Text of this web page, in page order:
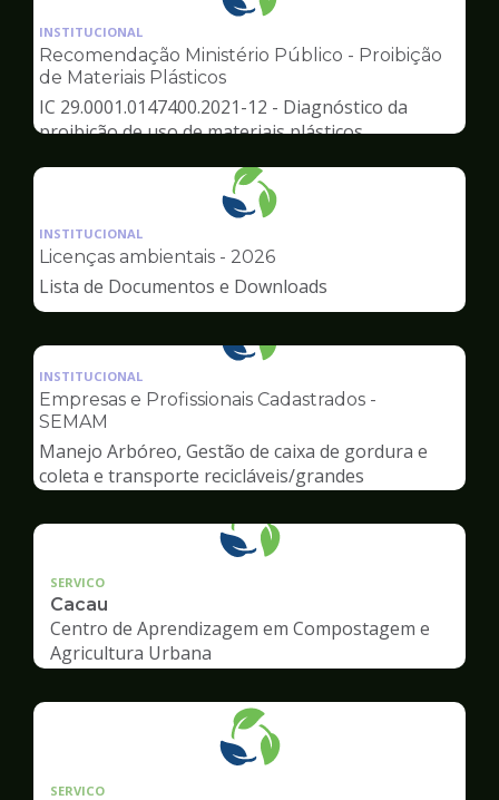
pagina
Meio
Ambiente
INSTITUCIONAL
Recomendação Ministério Público - Proibição
de Materiais Plásticos
IC 29.0001.0147400.2021-12 - Diagnóstico da
proibição de uso de materiais plásticos
Ilustração
pagina
Meio
INSTITUCIONAL
Licenças ambientais - 2026
Lista de Documentos e Downloads
Ilustração
pagina
Meio
Ambiente
INSTITUCIONAL
Empresas e Profissionais Cadastrados -
SEMAM
Manejo Arbóreo, Gestão de caixa de gordura e
coleta e transporte recicláveis/grandes
SERVICO
Cacau
Centro de Aprendizagem em Compostagem e
Agricultura Urbana
SERVICO